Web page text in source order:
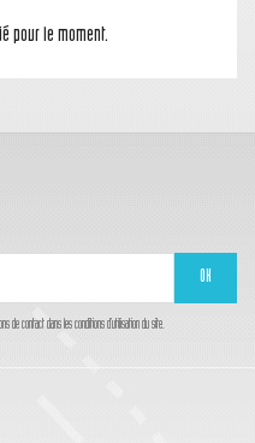
pour le moment.
de contact dans les conditions d'utilisation du site.